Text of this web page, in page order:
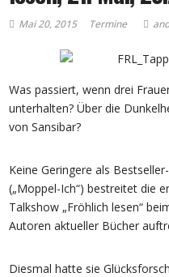
Mai 20, 2015 Termine
Was passiert, wenn drei
unterhalten? Über die
von Sansibar?
Keine Geringere als
(„Moppel-Ich“) bestreitet die
Talkshow „Fröhlich lesen“
Autoren aktueller Bücher
Diesmal hatte sie